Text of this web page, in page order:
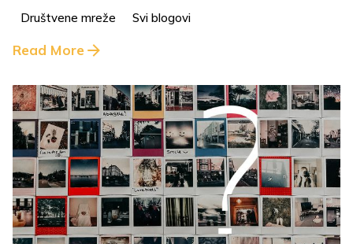
Društvene mreže Svi blogovi
Read More